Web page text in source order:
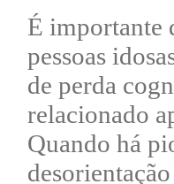
É importante
pessoas
de perda
relacionado
Quando há